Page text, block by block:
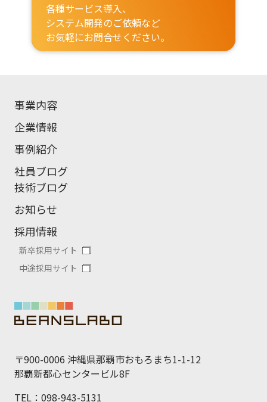
各種サービス導入、
システム開発のご依頼など
お気軽にお問合せください。
事業内容
企業情報
事例紹介
社員ブログ
技術ブログ
お知らせ
採用情報
新卒採用サイト
中途採用サイト
〒900-0006 沖縄県那覇市おもろまち1-1-12
那覇新都心センタービル8F
TEL：098-943-5131